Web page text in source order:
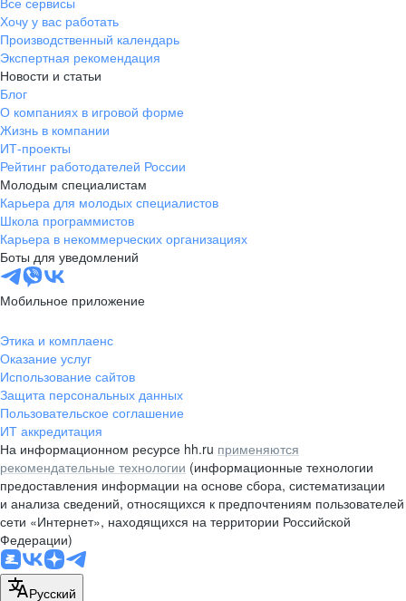
Хочу у вас работать
Производственный календарь
Экспертная рекомендация
Новости и статьи
Блог
О компаниях в игровой форме
Жизнь в компании
ИТ-проекты
Рейтинг работодателей России
Молодым специалистам
Карьера для молодых специалистов
Школа программистов
Карьера в некоммерческих организациях
Боты для уведомлений
Мобильное приложение
Этика и комплаенс
Оказание услуг
Использование сайтов
Защита персональных данных
Пользовательское соглашение
ИТ аккредитация
На информационном ресурсе hh.ru применяются
рекомендательные технологии (информационные технологии
предоставления информации на основе сбора, систематизации
и анализа сведений, относящихся к предпочтениям пользователей
сети «Интернет», находящихся на территории Российской
Федерации)
Русский